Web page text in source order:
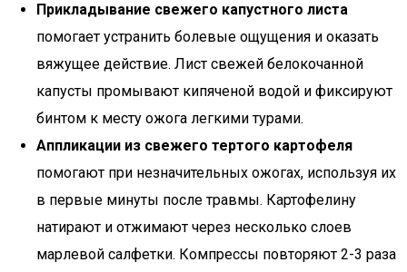
Прикладывание свежего капустного листа
помогает устранить болевые ощущения и оказать
вяжущее действие. Лист свежей белокочанной
капусты промывают кипяченой водой и фиксируют
бинтом к месту ожога легкими турами.
Аппликации из свежего тертого картофеля
помогают при незначительных ожогах, используя их
в первые минуты после травмы. Картофелину
натирают и отжимают через несколько слоев
марлевой салфетки. Компрессы повторяют 2-3 раза